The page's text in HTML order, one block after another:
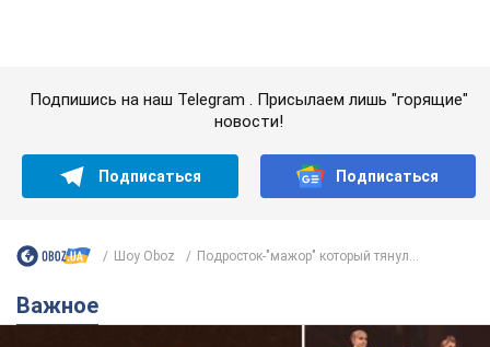
США и впервые услышала "Слава Украине"! Как
сложилась судьба Подкопаевой, которая 30